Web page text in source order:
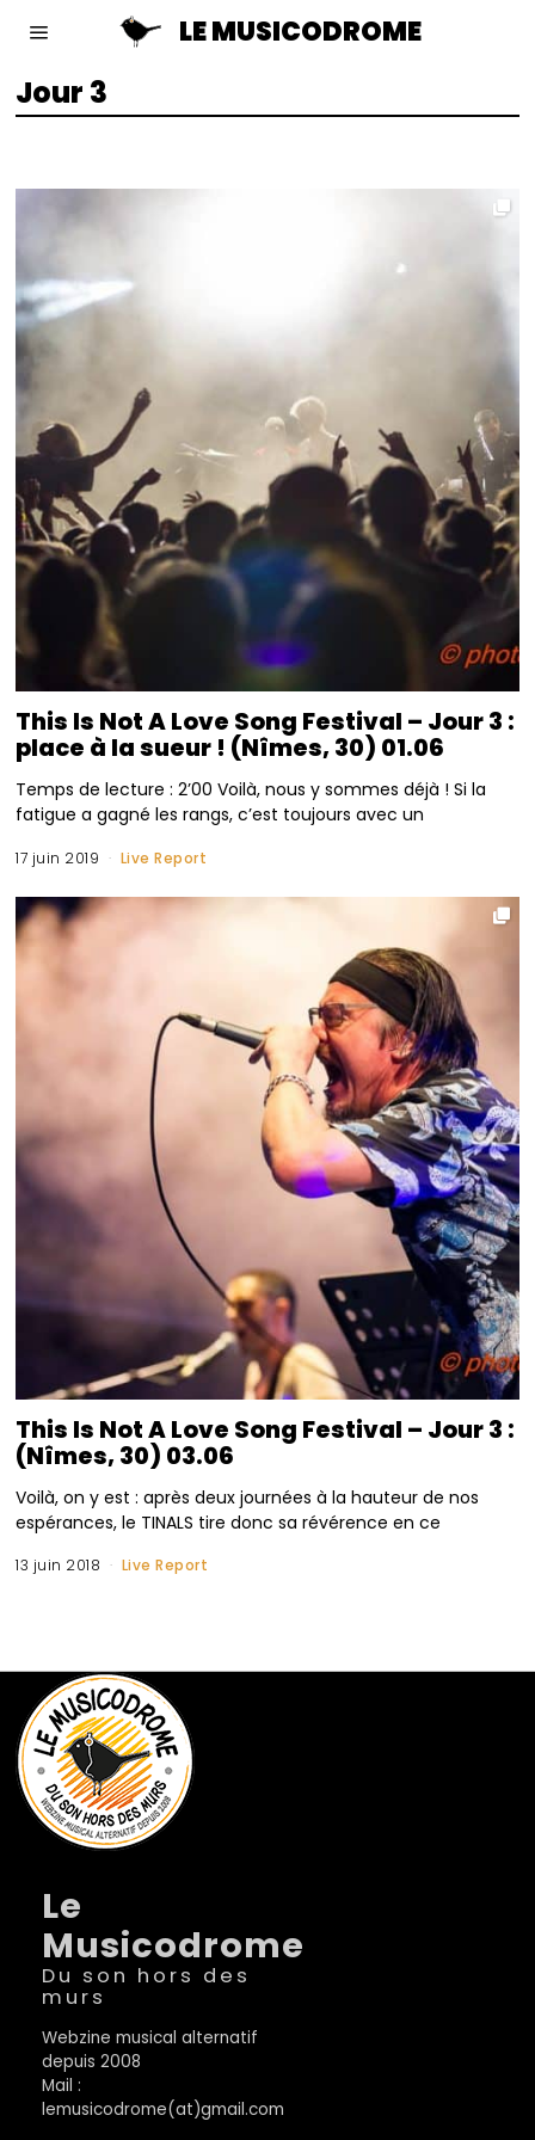
LE MUSICODROME
Jour 3
This Is Not A Love Song Festival – Jour 3 :
place à la sueur ! (Nîmes, 30) 01.06
Temps de lecture : 2’00 Voilà, nous y sommes déjà ! Si la
fatigue a gagné les rangs, c’est toujours avec un
17 juin 2019 Live Report
This Is Not A Love Song Festival – Jour 3 :
(Nîmes, 30) 03.06
Voilà, on y est : après deux journées à la hauteur de nos
espérances, le TINALS tire donc sa révérence en ce
13 juin 2018 Live Report
Le
Musicodrome
Du son hors des
murs
Webzine musical alternatif
depuis 2008
Mail :
lemusicodrome(at)gmail.com